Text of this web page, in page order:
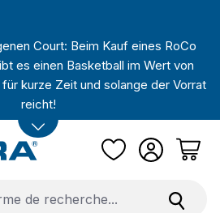
Court: Beim Kauf eines RoCo
es einen Basketball im Wert von
kurze Zeit und solange der Vorrat
reicht!